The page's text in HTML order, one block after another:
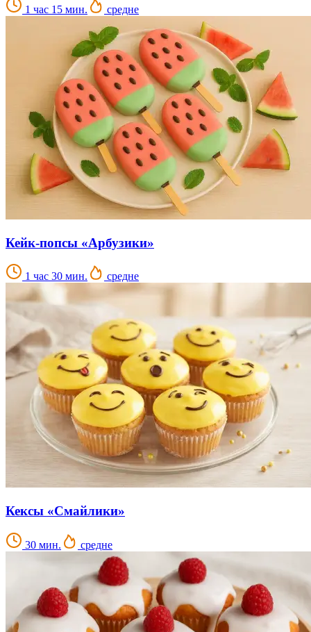
1 час 15 мин. средне
Кейк-попсы «Арбузики»
1 час 30 мин. средне
Кексы «Смайлики»
30 мин. средне